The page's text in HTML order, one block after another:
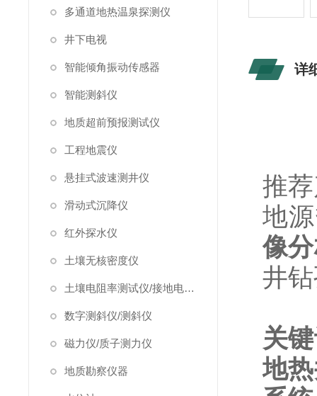
多通道地热温泉探测仪
井下电视
智能倾角振动传感器
智能测斜仪
地质超前预报测试仪
工程地震仪
悬挂式波速测井仪
滑动式沉降仪
红外探水仪
土壤无核密度仪
土壤电阻率测试仪/接地电阻测试仪
数字测斜仪/测斜仪
磁力仪/质子测力仪
地质勘察仪器
详
推
地
像
井
关
地